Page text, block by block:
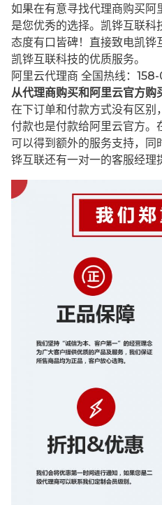
如果在有意寻找代理商购买阿
是您优秀的选择。凯铧互联科
态度有口皆碑！直接致电凯铧
凯铧互联科技的优质服务。
阿里云代理商 全国热线：
从代理商购买和阿里云官方购
在下订单和付款方式没有区别
付款也是付款给阿里云官方。
可以得到额外的服务支持，
铧互联还有一对一的客服经理